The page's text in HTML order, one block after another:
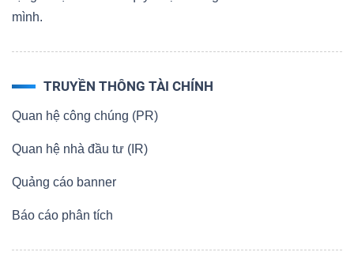
mình.
TRUYỀN THÔNG TÀI CHÍNH
Quan hệ công chúng (PR)
Quan hệ nhà đầu tư (IR)
Quảng cáo banner
Báo cáo phân tích